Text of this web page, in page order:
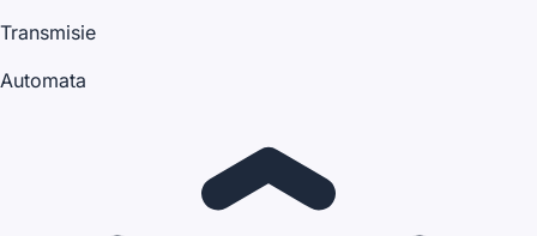
Transmisie
Automata